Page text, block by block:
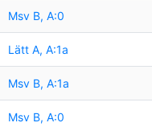
Msv B, A:0
Lätt A, A:1a
Msv B, A:1a
Msv B, A:0